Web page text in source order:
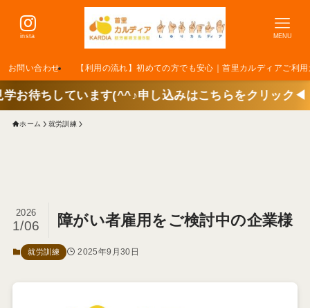
insta MENU
お問い合わせ 【利用の流れ】初めての方でも安心｜首里カルディアご利
申し込みはこちらをクリック◀
ホーム 就労訓練
障がい者雇用をご検討中の企業様
2026
1/06
就労訓練 2025年9月30日